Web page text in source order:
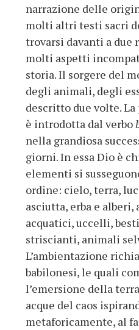
narrazione delle
molti altri testi sacri
trovarsi davanti a due
molti aspetti
storia. Il sorgere del
degli animali, degli
descritto due volte.
è introdotta dal verbo
nella grandiosa
giorni. In essa Dio è
elementi si
ordine: cielo, terra,
asciutta, erba e
acquatici, uccelli,
striscianti, animali
L’ambientazione
babilonesi, le quali
l’emersione della
acque del caos
metaforicamente, al